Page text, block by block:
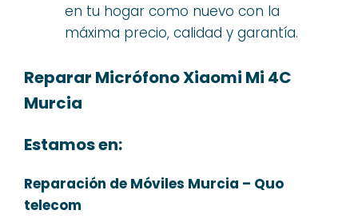
en tu hogar como nuevo con la
máxima precio, calidad y garantía.
Reparar Micrófono Xiaomi Mi 4C
Murcia
Estamos en:
Reparación de Móviles Murcia – Quo
telecom